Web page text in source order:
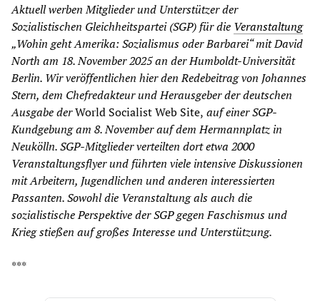
Aktuell werben Mitglieder und Unterstützer der
Sozialistischen Gleichheitspartei (SGP) für die Veranstaltung
„Wohin geht Amerika: Sozialismus oder Barbarei“ mit David
North am 18. November 2025 an der Humboldt-Universität
Berlin. Wir veröffentlichen hier den Redebeitrag von Johannes
Stern, dem Chefredakteur und Herausgeber der deutschen
Ausgabe derWorld Socialist Web Site, auf einer SGP-
Kundgebung am 8. November auf dem Hermannplatz in
Neukölln. SGP-Mitglieder verteilten dort etwa 2000
Veranstaltungsflyer und führten viele intensive Diskussionen
mit Arbeitern, Jugendlichen und anderen interessierten
Passanten. Sowohl die Veranstaltung als auch die
sozialistische Perspektive der SGP gegen Faschismus und
Krieg stießen auf großes Interesse und Unterstützung.
***